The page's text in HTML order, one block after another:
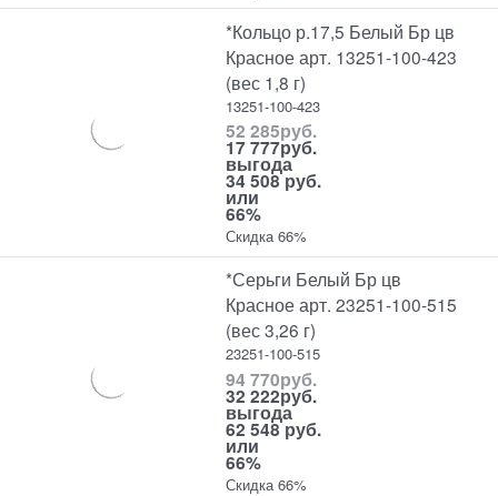
*Кольцо р.17,5 Белый Бр цв
Красное арт. 13251-100-423
(вес 1,8 г)
13251-100-423
52 285руб.
17 777руб.
выгода
34 508 руб.
или
66%
Скидка 66%
*Серьги Белый Бр цв
Красное арт. 23251-100-515
(вес 3,26 г)
23251-100-515
94 770руб.
32 222руб.
выгода
62 548 руб.
или
66%
Скидка 66%